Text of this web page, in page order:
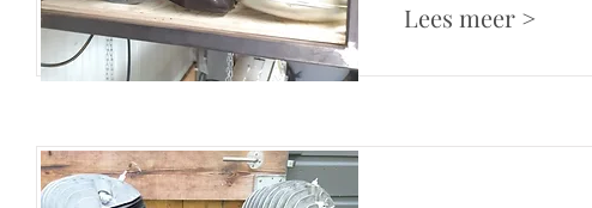
Lees meer >